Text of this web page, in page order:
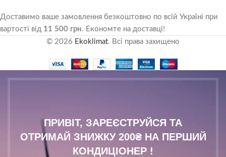
Доставимо ваше замовлення безкоштовно по всій Україні при
вартості від 11 500 грн. Економте на доставці!
© 2026 Ekoklimat. Всі права захищено
ПРИВІТ, ЗАРЕЄСТРУЙСЯ ТА
ОТРИМАЙ ЗНИЖКУ 200₴ НА ПЕРШИЙ
КОНДИЦІОНЕР !